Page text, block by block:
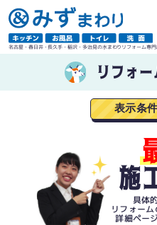
名古屋・春日井・長久手・稲沢・多治見の水まわりリフォーム専
リフォ
表示条
施
具体
リフォーム
詳細ペー